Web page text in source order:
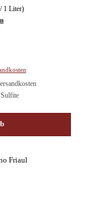
1 Liter)